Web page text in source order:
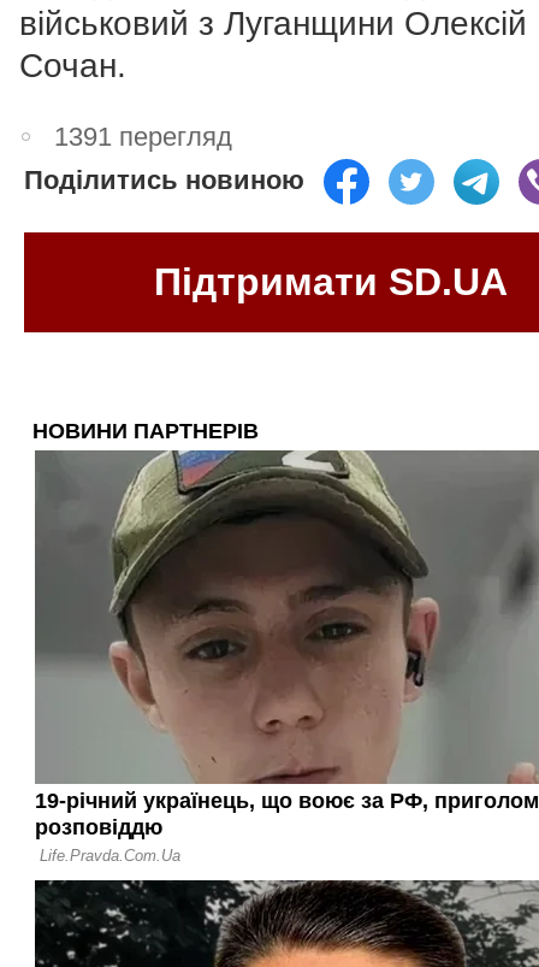
військовий з Луганщини Олексій
Сочан.
1391 перегляд
Поділитись новиною
Підтримати SD.UA